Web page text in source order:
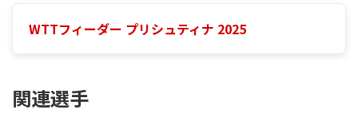
WTTフィーダー プリシュティナ 2025
関連選手